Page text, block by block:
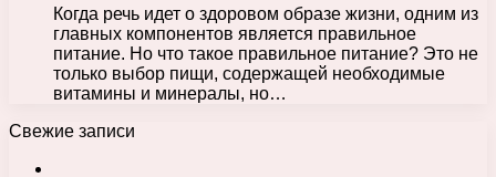
Когда речь идет о здоровом образе жизни, одним из
главных компонентов является правильное
питание. Но что такое правильное питание? Это не
только выбор пищи, содержащей необходимые
витамины и минералы, но…
Свежие записи